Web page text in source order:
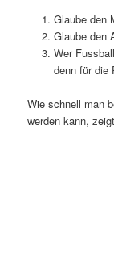
Glaube den
Glaube den
Wer
denn für die
Wie schnell man
werden kann,